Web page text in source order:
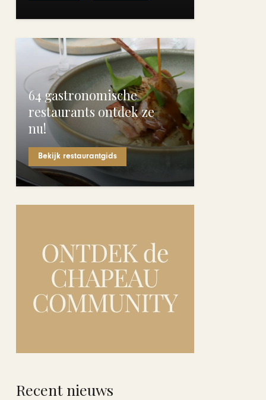
64 gastronomische
restaurants ontdek ze
nu!
Bekijk restaurantgids
Recent nieuws